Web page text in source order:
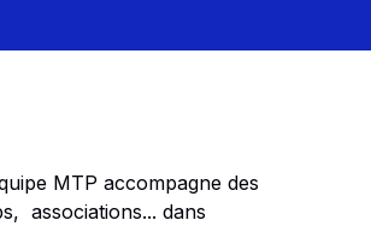
MTP accompagne des
associations... dans